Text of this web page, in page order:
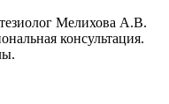
Мелихова А.В.
консультация.